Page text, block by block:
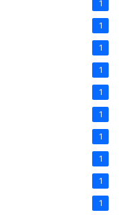
1
1
1
1
1
1
1
1
1
1